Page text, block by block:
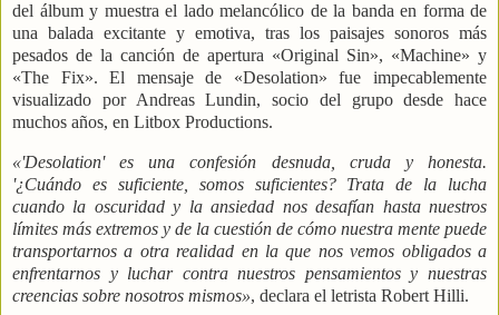
del álbum y muestra el lado melancólico de la banda en forma de
una balada excitante y emotiva, tras los paisajes sonoros más
pesados de la canción de apertura «Original Sin», «Machine» y
«The Fix». El mensaje de «Desolation» fue impecablemente
visualizado por Andreas Lundin, socio del grupo desde hace
muchos años, en Litbox Productions.
«'Desolation' es una confesión desnuda, cruda y honesta.
'¿Cuándo es suficiente, somos suficientes? Trata de la lucha
cuando la oscuridad y la ansiedad nos desafían hasta nuestros
límites más extremos y de la cuestión de cómo nuestra mente puede
transportarnos a otra realidad en la que nos vemos obligados a
enfrentarnos y luchar contra nuestros pensamientos y nuestras
creencias sobre nosotros mismos», declara el letrista Robert Hilli.